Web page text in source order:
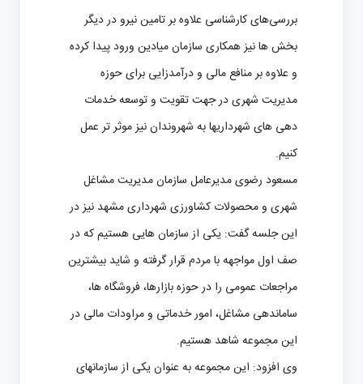
بررسی‌های کارشناسی علاوه بر تامین نیرو در دیگر
بخش ها نیز همکاری سازمان میادین ورود پیدا کرده
و علاوه بر منافع مالی و درآمدزایی برای حوزه
مدیریت شهری در جهت تقویت و توسعه خدمات
دهی های شهرداریها به شهروندان نیز موثر تر عمل
کنیم.
مسعود رضوی مدیرعامل سازمان مدیریت مشاغل
شهری و محصولات کشاورزی شهرداری مشهد نیز در
این جلسه گفت: یکی از سازمان هایی هستیم که در
صف اول مواجهه با مردم قرار گرفته و شاید بیشترین
مراجعات عمومی را در حوزه بازارها، فروشگاه ها،
ساماندهی مشاغل، امور خدماتی و مراودات مالی در
این مجموعه شاهد هستیم.
وی افزود: این مجموعه به عنوان یکی از سازمانهای